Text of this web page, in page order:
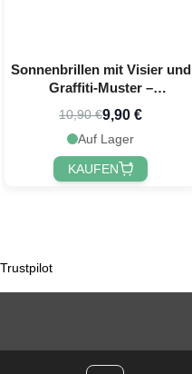
Sonnenbrillen mit Visier und
Graffiti-Muster –
Einheitsgröße
10,90 €9,90 €
Auf Lager
KAUFEN
Trustpilot